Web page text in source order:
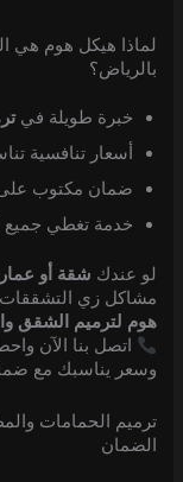
لماذا هيكل هوم هي
بالرياض؟
خبرة طويلة في
أسعار تنافسية
ضمان مكتوب على
خدمة تغطي جميع
لو عندك شقة أو
مشاكل زي التشققات
هوم لترميم الشقق
اتصل بنا الآن
وسعر يناسبك مع
ترميم الحمامات
الضمان